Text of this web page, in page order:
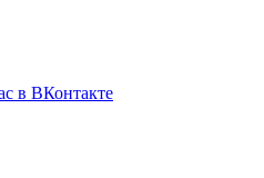
в ВКонтакте